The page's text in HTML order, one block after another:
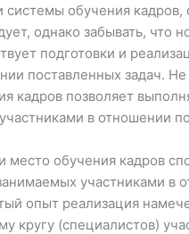
системы обучения
однако забывать, что
подготовки и
поставленных задач. Не
кадров позволяет
в отношении
обучения кадров
участниками в
опыт реализация
кругу (специалистов)